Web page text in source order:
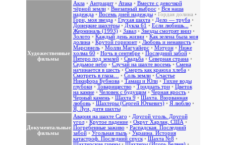
Художественные
фильмы
Акла• Антрацит• Атака• Вместе с девочкой
чёрной земли• Внезапный выброс• Вся наша
надежда• Восемь дней надежды• Гордая долина•
Гори, моя звезда• Глухая шахта• Дело — труба•
Донецкие шахтёры• Дукла 61 • Если любишь... •
Жерминаль (1993)• Завал• Звезды смотрят вниз•
Золото • Каждый день жизни• Как зелена была моя
долина• Крутой горизонт• Любовь и ненависть•
Марсинель• Молли Магуайерс• Мэтуон• Ниже
холма 60 • Ночь в сентябре• Последний забой•
Пятеро под землей• Свадьба• Северная страна•
Седьмое небо • Случай на шахте восемь• Смена
начинается в шесть• Смерть как краюха хлеба•
Смотреть в глаза… • Соль земли• Счастье
Никифора Бубнова• Тамаш и Юли• Тихие воды
глубоки• Товарищество • Тридцать три• Цветок
на камне• Человек с будущим• Черная ярость•
Черный камень• Шахта 9 • Шахта. Взорванная
любовь• Шахтеры (Сергей Юткевич)• Я люблю•
Я, Луи, дитя шахты
Документальные
фильмы
Авария на шахте Саго • Другой уголь. Другой
угол• Крутое падение• Округ Харлан, США•
Погребенные заживо • Распадская. Последний
забой• Угольная пыль• Украина. История
катастроф. Последний спуск• Шахта №8 •